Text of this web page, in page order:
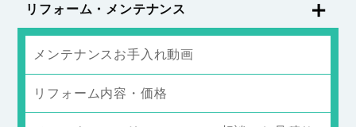
リフォーム・メンテナンス
メンテナンスお手入れ動画
リフォーム内容・価格